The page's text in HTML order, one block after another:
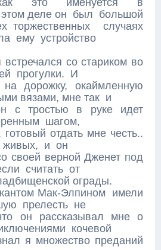
это именуется в
этом деле он был большой
торжественных случаях
ему устройство
со стариком во
прогулки. И
дорожку, окаймленную
вязами, мне так и
с тростью в руке идет
шагом,
отдать мне честь..
живых, и он
своей верной Дженет под
считать от
ограды.
Мак-Элпином имели
прелесть не
он рассказывал мне о
кочевой
я множество преданий